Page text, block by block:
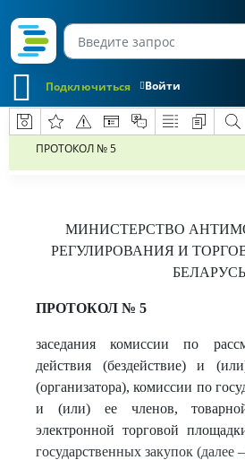
Войти
Подключиться
ПРОТОКОЛ № 5
МИНИСТЕРСТВО
РЕГУЛИРОВАНИЯ И
БЕЛАРУСЬ
ПРОТОКОЛ № 5
заседания комиссии по
действия (бездействие) и
(организатора), комиссии по
и (или) ее членов,
электронной торговой
государственных закупок (далее